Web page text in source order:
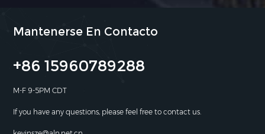
Mantenerse En Contacto
+86 15960789288
M-F 9-5PM CDT
If you have any questions, please feel free to contact us.